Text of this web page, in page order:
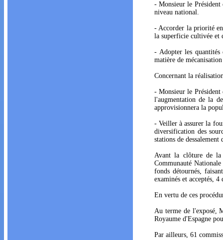
- Monsieur le Président
niveau national.
- Accorder la priorité en
la superficie cultivée et
- Adopter les quantités
matière de
Concernant la
- Monsieur le Président
l'augmentation de la
approvisionnera la
- Veiller à assurer la
diversification des
stations de
Avant la clôture de la
Communauté
fonds détournés,
examinés et acceptés,
En vertu de ces
Au terme de l'exposé,
Royaume d'Espagne
Par ailleurs, 61